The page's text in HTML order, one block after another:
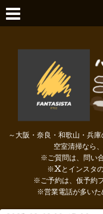
～大阪・奈良・和歌山・兵
空室清掃なら
※ご質問は、問い
※Xとインスタ
※ご予約は、仮予約
※営業電話が多いた